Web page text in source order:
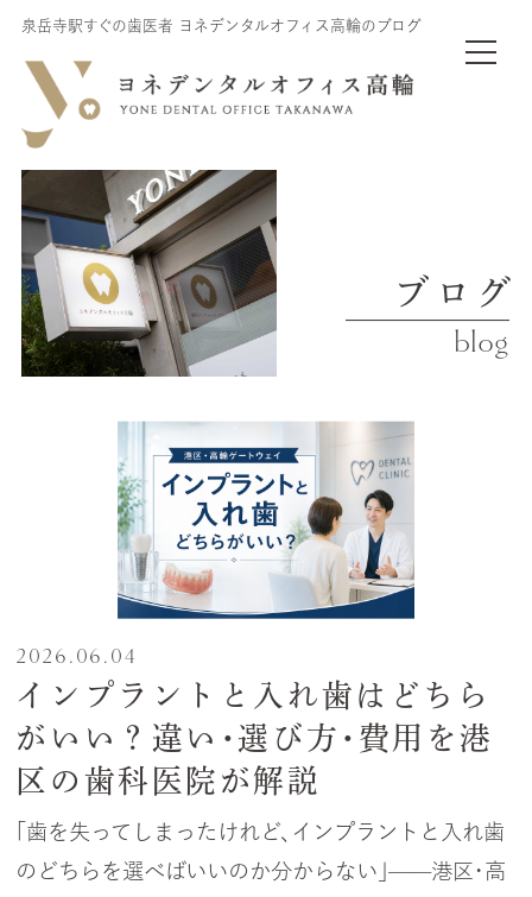
泉岳寺駅すぐの歯医者 ヨネデンタルオフィス高輪のブログ
ブログ
blog
2026.06.04
インプラントと入れ歯はどちら
がいい？違い・選び方・費用を港
区の歯科医院が解説
「歯を失ってしまったけれど、インプラントと入れ歯
のどちらを選べばいいのか分からない」——港区・高